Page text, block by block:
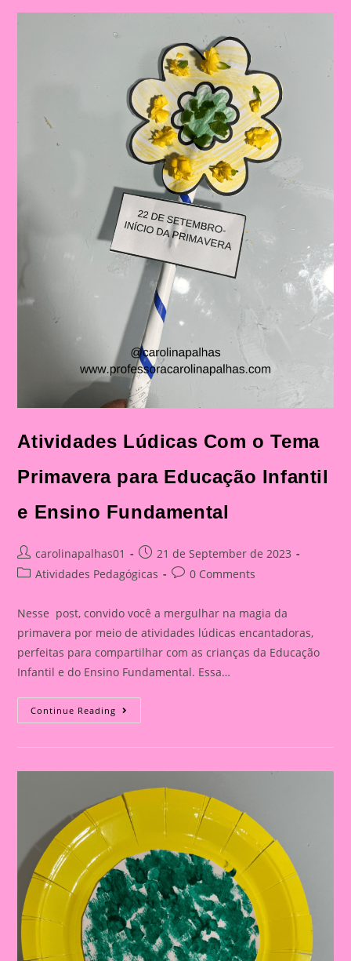
Para
Infantil
Fundamental
Atividades Lúdicas Com o Tema
Primavera para Educação Infantil
e Ensino Fundamental
Post
author:
carolinapalhas01
Post
published:
21 de September de 2023
PostAtividades Pedagógicas
Post0 Comments
Nesse post, convido você a mergulhar na magia da
primavera por meio de atividades lúdicas encantadoras,
perfeitas para compartilhar com as crianças da Educação
Infantil e do Ensino Fundamental. Essa…
Continue Reading Atividades
Lúdicas
Para
Educação
Infantil
Ensino
Fundamental